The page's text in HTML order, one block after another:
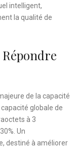
intelligent,
la qualité de
de la capacité
globale de
à 3
Un
destiné à améliorer